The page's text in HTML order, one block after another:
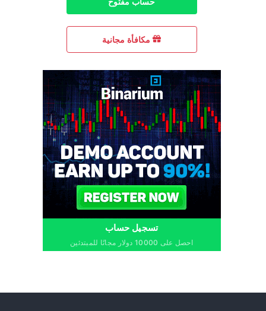
مكافأة مجانية
تسجيل حساب
احصل على 10000 دولار مجانًا للمبتدئين